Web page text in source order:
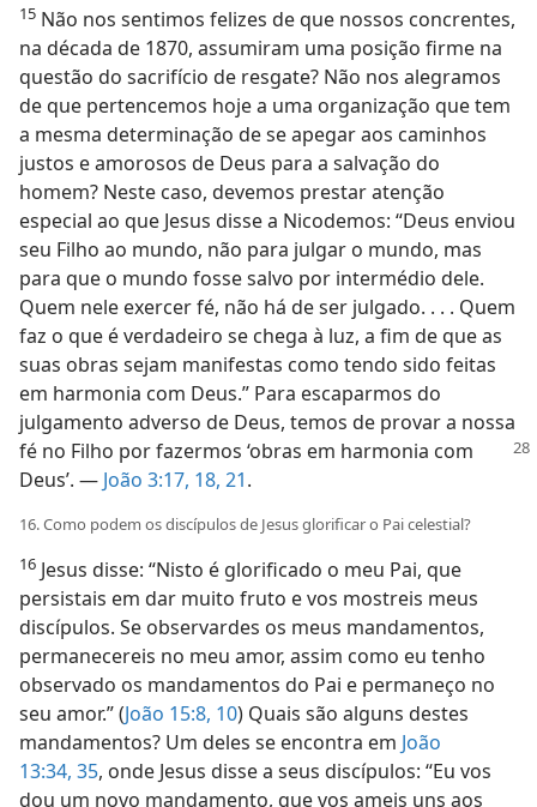
15 Não nos sentimos felizes de que nossos concrentes,
na década de 1870, assumiram uma posição firme na
questão do sacrifício de resgate? Não nos alegramos
de que pertencemos hoje a uma organização que tem
a mesma determinação de se apegar aos caminhos
justos e amorosos de Deus para a salvação do
homem? Neste caso, devemos prestar atenção
especial ao que Jesus disse a Nicodemos: “Deus enviou
seu Filho ao mundo, não para julgar o mundo, mas
para que o mundo fosse salvo por intermédio dele.
Quem nele exercer fé, não há de ser julgado. . . . Quem
faz o que é verdadeiro se chega à luz, a fim de que as
suas obras sejam manifestas como tendo sido feitas
em harmonia com Deus.” Para escaparmos do
julgamento adverso de Deus, temos de provar a nossa
fé no Filho por fazermos ‘obras em harmonia com
Deus’. — João 3:17, 18, 21.
16. Como podem os discípulos de Jesus glorificar o Pai celestial?
16 Jesus disse: “Nisto é glorificado o meu Pai, que
persistais em dar muito fruto e vos mostreis meus
discípulos. Se observardes os meus mandamentos,
permanecereis no meu amor, assim como eu tenho
observado os mandamentos do Pai e permaneço no
seu amor.” (João 15:8, 10) Quais são alguns destes
mandamentos? Um deles se encontra em João
13:34, 35, onde Jesus disse a seus discípulos: “Eu vos
dou um novo mandamento, que vos ameis uns aos